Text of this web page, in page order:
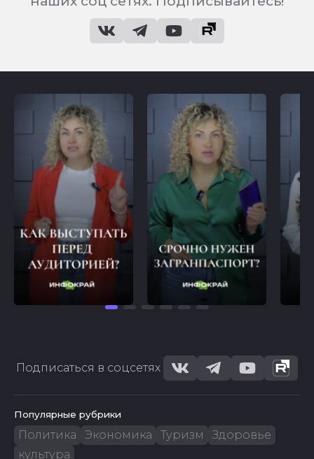
Подписаться в соцсетях
Популярные рубрики
Политика Экономика Туризм
Здоровье
культура